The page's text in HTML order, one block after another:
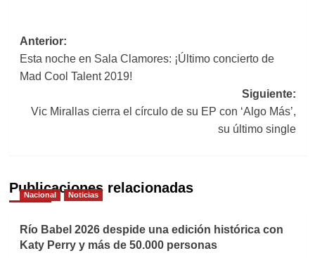
Navegación
de
Anterior:
Esta noche en Sala Clamores: ¡Último concierto de
Mad Cool Talent 2019!
Siguiente:
Vic Mirallas cierra el círculo de su EP con ‘Algo Más’,
su último single
Publicaciones relacionadas
Nacional Noticias
Río Babel 2026 despide una edición histórica con
Katy Perry y más de 50.000 personas